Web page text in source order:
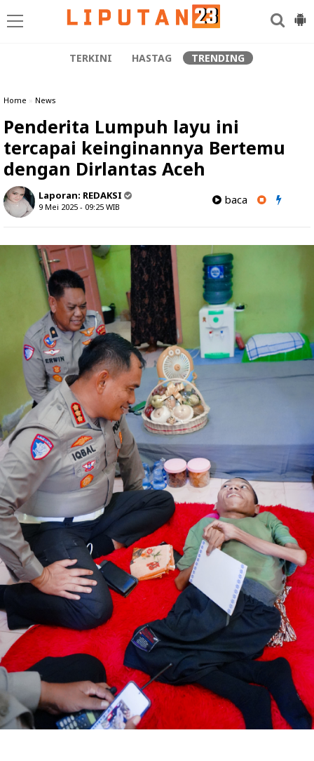
TERKINI HASTAG TRENDING
Home » News
Penderita Lumpuh layu ini
tercapai keinginannya Bertemu
dengan Dirlantas Aceh
Laporan: REDAKSI
9 Mei 2025 - 09:25 WIB
baca